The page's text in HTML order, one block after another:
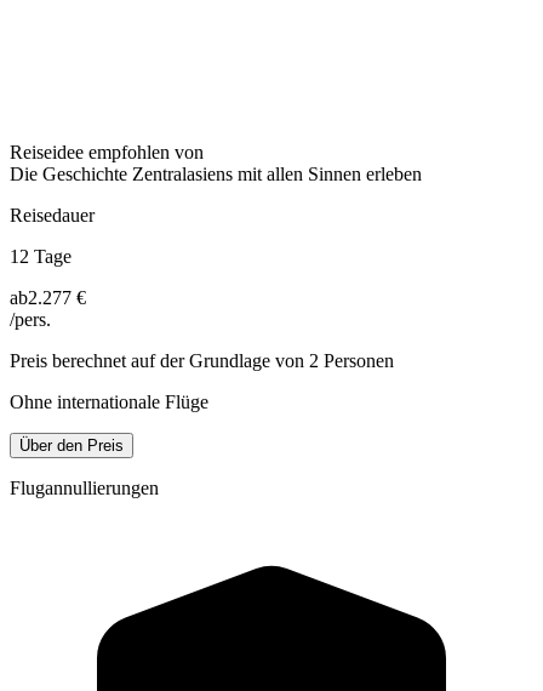
Reiseidee empfohlen von
Die Geschichte Zentralasiens mit allen Sinnen erleben
Reisedauer
12 Tage
ab2.277 €
/pers.
Preis berechnet auf der Grundlage von 2 Personen
Ohne internationale Flüge
Über den Preis
Flugannullierungen